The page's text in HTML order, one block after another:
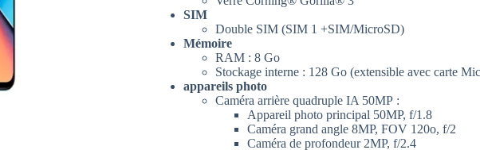
SIM
Double SIM (SIM 1 +SIM/MicroSD)
Mémoire
RAM : 8 Go
Stockage interne : 128 Go (extensible avec carte
appareils photo
Caméra arrière quadruple IA 50MP :
Appareil photo principal 50MP, f/1.8
Caméra grand angle 8MP, FOV 120o, f/2
Caméra de profondeur 2MP, f/2.4